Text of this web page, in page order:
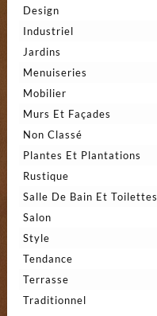
Design
Industriel
Jardins
Menuiseries
Mobilier
Murs Et Façades
Non Classé
Plantes Et Plantations
Rustique
Salle De Bain Et Toilettes
Salon
Style
Tendance
Terrasse
Traditionnel